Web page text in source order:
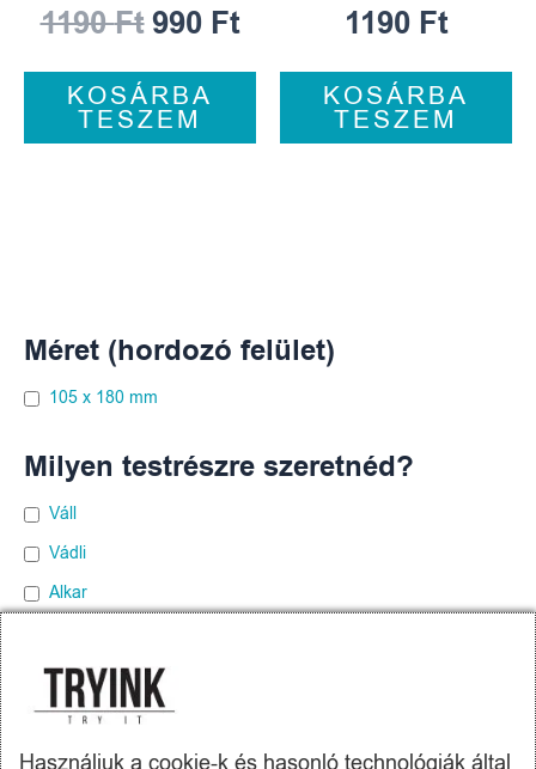
Méret (hordozó felület)
105 x 180 mm
Milyen testrészre szeretnéd?
Váll
Vádli
Alkar
Hát
Mellkas
1190Ft990 Ft
KOSÁRBA
TESZEM
1190 Ft
KOSÁRBA
TESZEM
Használjuk a cookie-k és hasonló technológiák által